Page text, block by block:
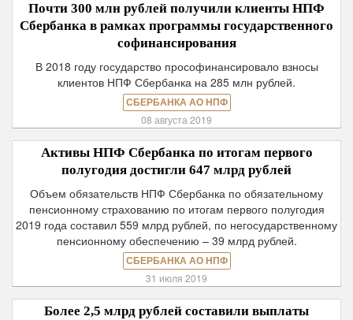
Почти 300 млн рублей получили клиенты НПФ
Сбербанка в рамках программы государственного
софинансирования
В 2018 году государство прософинансировало взносы
клиентов НПФ Сбербанка на 285 млн рублей.
СБЕРБАНКА АО НПФ
08 августа 2019
Активы НПФ Сбербанка по итогам первого
полугодия достигли 647 млрд рублей
Объем обязательств НПФ Сбербанка по обязательному
пенсионному страхованию по итогам первого полугодия
2019 года составил 559 млрд рублей, по негосударственному
пенсионному обеспечению – 39 млрд рублей.
СБЕРБАНКА АО НПФ
31 июля 2019
Более 2,5 млрд рублей составили выплаты